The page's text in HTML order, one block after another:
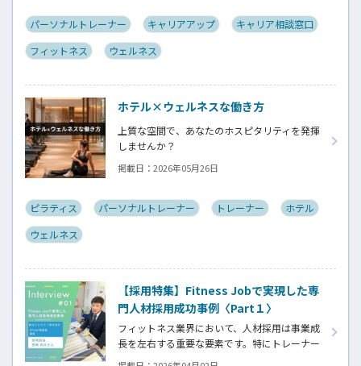
寄せいただいた実際のご相談をYouTubeで紹
セスを視聴しながら学べる内容となっておりま
パーソナルトレーナー キャリアアップ
キャリア相談窓口
フィットネス
ウェルネス
ホテル×ウェルネスな働き方
上質な空間で、あなたのホスピタリティを発揮
しませんか？
掲載日： 2026年05月26日
ピラティス パーソナルトレーナー トレーナー
ホテル
ウェルネス
【採用特集】Fitness Jobで実現した専
門人材採用成功事例〈Part１〉
フィットネス業界において、人材採用は事業成
長を左右する重要な要素です。特にトレーナー
やインストラクターはスキルだけでなく、人